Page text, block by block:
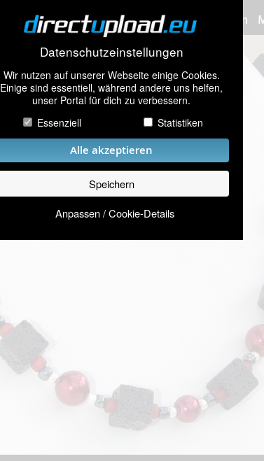
Datenschutzeinstellungen
Wir nutzen auf unserer Webseite einige Cookies.
Einige sind essentiell, während andere uns helfen,
unser Portal für dich zu verbessern.
Essenziell
Statistiken
Alle akzeptieren
Speichern
Anpassen / Cookie-Details
Bilder hochladen